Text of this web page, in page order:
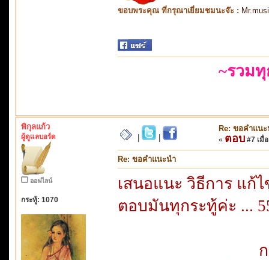
ขอบพระคุณ ที่กรุณาเยี่ยมชมนะจ๊ะ :
~รวม
พิกุลแก้ว
ผู้ดูแลบอร์ด
ออฟไลน์
กระทู้: 1070
Re: ขอคำแนะ
« ตอบ #7 เมื่
Re: ขอคำแนะนำ
เสนอแนะ วิธีการ แก้
ตอบมันทุกระทู้ค่ะ ...